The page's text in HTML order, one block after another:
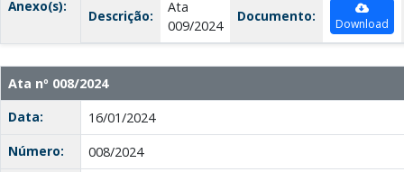
Anexo(s):
Descrição:
Ata
009/2024
Documento: Download
Ata nº 008/2024
Data:
16/01/2024
Número:
008/2024